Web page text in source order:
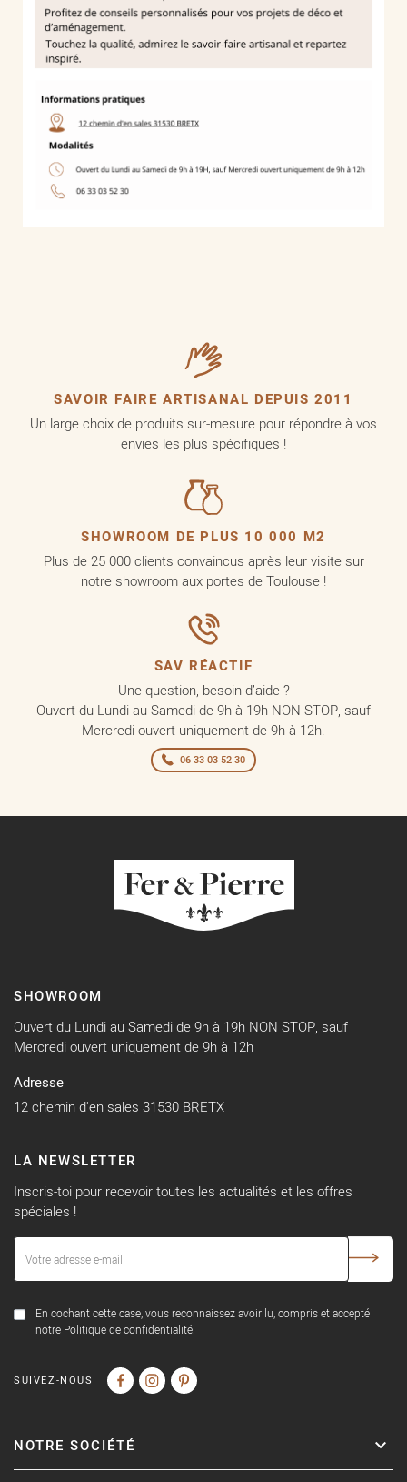
SAVOIR FAIRE ARTISANAL DEPUIS 2011
Un large choix de produits sur-mesure pour répondre à vos
envies les plus spécifiques !
SHOWROOM DE PLUS 10 000 M2
Plus de 25 000 clients convaincus après leur visite sur
notre showroom aux portes de Toulouse !
SAV RÉACTIF
Une question, besoin d’aide ?
Ouvert du Lundi au Samedi de 9h à 19h NON STOP, sauf
Mercredi ouvert uniquement de 9h à 12h.
06 33 03 52 30
SHOWROOM
Ouvert du Lundi au Samedi de 9h à 19h NON STOP, sauf
Mercredi ouvert uniquement de 9h à 12h
Adresse
12 chemin d'en sales 31530 BRETX
LA NEWSLETTER
Inscris-toi pour recevoir toutes les actualités et les offres
spéciales !
En cochant cette case, vous reconnaissez avoir lu, compris et accepté
notre Politique de confidentialité.
SUIVEZ-NOUS
NOTRE SOCIÉTÉ